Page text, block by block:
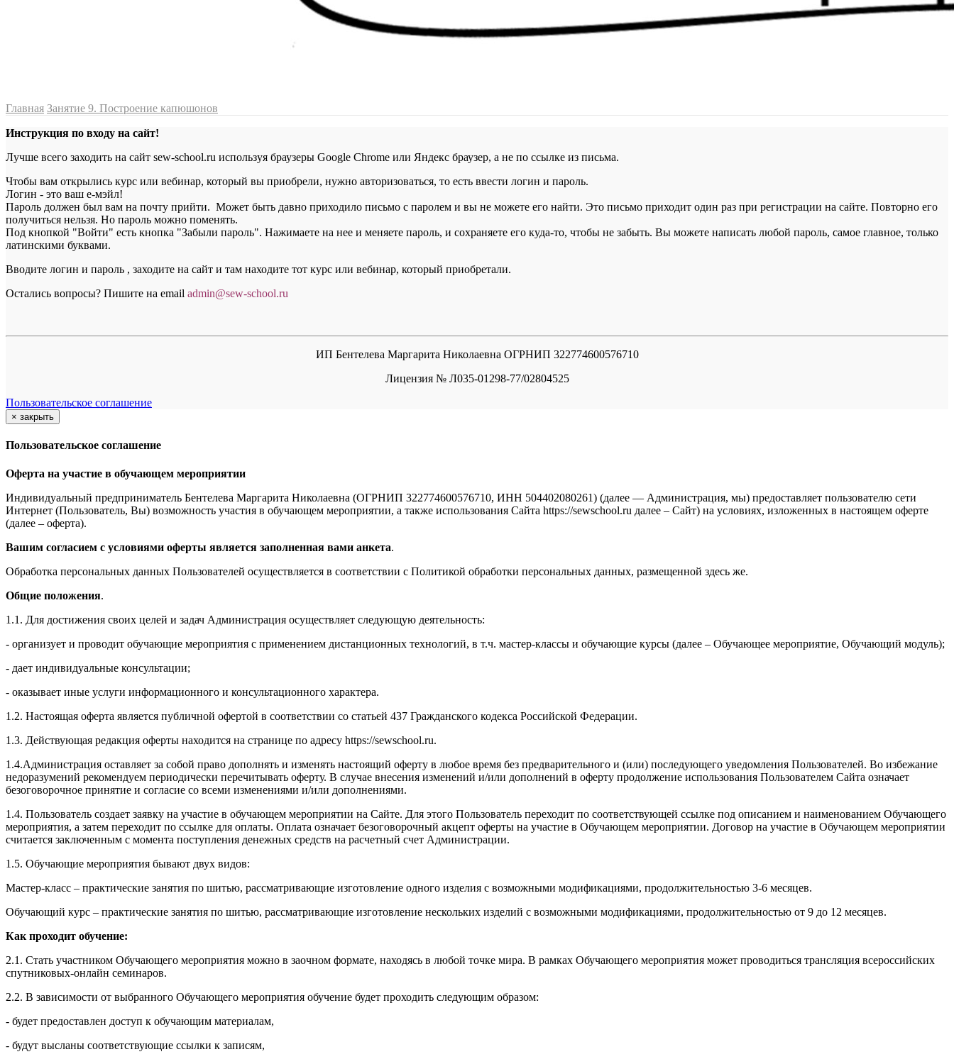
Главная Занятие 9. Построение капюшонов
Инструкция по входу на сайт!
Лучше всего заходить на сайт sew-school.ru используя браузеры Google Chrome или Яндекс браузер, а не по ссылке из письма.
Чтобы вам открылись курс или вебинар, который вы приобрели, нужно авторизоваться, то есть ввести логин и пароль.
Логин - это ваш е-мэйл!
Пароль должен был вам на почту прийти. Может быть давно приходило письмо с паролем и вы не можете его найти. Это письмо приходит один раз при регистрации на сайте. Повторно его
получиться нельзя. Но пароль можно поменять.
Под кнопкой "Войти" есть кнопка "Забыли пароль". Нажимаете на нее и меняете пароль, и сохраняете его куда-то, чтобы не забыть. Вы можете написать любой пароль, самое главное, только
латинскими буквами.
Вводите логин и пароль , заходите на сайт и там находите тот курс или вебинар, который приобретали.
Остались вопросы? Пишите на email admin@sew-school.ru
ИП Бентелева Маргарита Николаевна ОГРНИП 322774600576710
Лицензия № Л035-01298-77/02804525
Пользовательское соглашение
× закрыть
Пользовательское соглашение
Оферта на участие в обучающем мероприятии
Индивидуальный предприниматель Бентелева Маргарита Николаевна (ОГРНИП 322774600576710, ИНН 504402080261) (далее — Администрация, мы) предоставляет пользователю сети
Интернет (Пользователь, Вы) возможность участия в обучающем мероприятии, а также использования Сайта https://sewschool.ru далее – Сайт) на условиях, изложенных в настоящем оферте
(далее – оферта).
Вашим согласием с условиями оферты является заполненная вами анкета.
Обработка персональных данных Пользователей осуществляется в соответствии с Политикой обработки персональных данных, размещенной здесь же.
Общие положения.
1.1. Для достижения своих целей и задач Администрация осуществляет следующую деятельность:
- организует и проводит обучающие мероприятия с применением дистанционных технологий, в т.ч. мастер-классы и обучающие курсы (далее – Обучающее мероприятие, Обучающий модуль);
- дает индивидуальные консультации;
- оказывает иные услуги информационного и консультационного характера.
1.2. Настоящая оферта является публичной офертой в соответствии со статьей 437 Гражданского кодекса Российской Федерации.
1.3. Действующая редакция оферты находится на странице по адресу https://sewschool.ru.
1.4.Администрация оставляет за собой право дополнять и изменять настоящий оферту в любое время без предварительного и (или) последующего уведомления Пользователей. Во избежание
недоразумений рекомендуем периодически перечитывать оферту. В случае внесения изменений и/или дополнений в оферту продолжение использования Пользователем Сайта означает
безоговорочное принятие и согласие со всеми изменениями и/или дополнениями.
1.4. Пользователь создает заявку на участие в обучающем мероприятии на Сайте. Для этого Пользователь переходит по соответствующей ссылке под описанием и наименованием Обучающего
мероприятия, а затем переходит по ссылке для оплаты. Оплата означает безоговорочный акцепт оферты на участие в Обучающем мероприятии. Договор на участие в Обучающем мероприятии
считается заключенным с момента поступления денежных средств на расчетный счет Администрации.
1.5. Обучающие мероприятия бывают двух видов:
Мастер-класс – практические занятия по шитью, рассматривающие изготовление одного изделия с возможными модификациями, продолжительностью 3-6 месяцев.
Обучающий курс – практические занятия по шитью, рассматривающие изготовление нескольких изделий с возможными модификациями, продолжительностью от 9 до 12 месяцев.
Как проходит обучение:
2.1. Стать участником Обучающего мероприятия можно в заочном формате, находясь в любой точке мира. В рамках Обучающего мероприятия может проводиться трансляция всероссийских
спутниковых-онлайн семинаров.
2.2. В зависимости от выбранного Обучающего мероприятия обучение будет проходить следующим образом:
- будет предоставлен доступ к обучающим материалам,
- будут высланы соответствующие ссылки к записям,